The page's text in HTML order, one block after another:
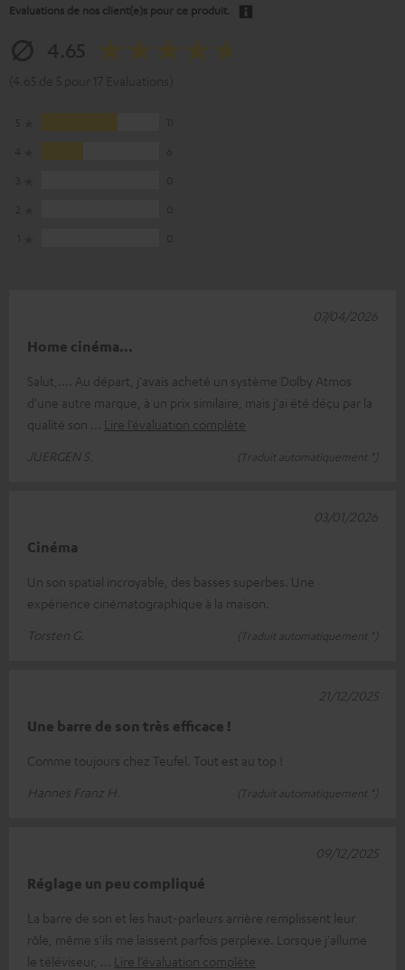
Evaluations de nos client(e)s pour ce produit.
Home cinéma...
Salut,.... Au départ, j'avais acheté un système Dolby Atmos
d'une autre marque, à un prix similaire, mais j'ai été déçu par la
qualité son
Lire l’évaluation complète
JUERGEN S.
(Traduit automatiquement *)
07/04/2026
Cinéma
Un son spatial incroyable, des basses superbes. Une
expérience cinématographique à la maison.
Torsten G.
(Traduit automatiquement *)
03/01/2026
Une barre de son très efficace !
Comme toujours chez Teufel. Tout est au top !
Hannes Franz H.
(Traduit automatiquement *)
21/12/2025
Réglage un peu compliqué
La barre de son et les haut-parleurs arrière remplissent leur
rôle, même s'ils me laissent parfois perplexe. Lorsque j'allume
le téléviseur,
Lire l’évaluation complète
09/12/2025